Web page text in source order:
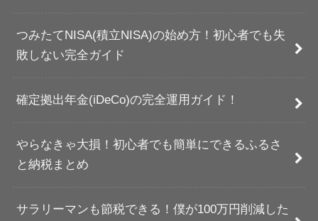
つみたてNISA(積立NISA)の始め方！初心者でも失
敗しない完全ガイド
確定拠出年金(iDeCo)の完全運用ガイド！
やらなきゃ大損！初心者でも簡単にできるふるさ
と納税まとめ
サラリーマンも節税できる！僕が100万円削減した